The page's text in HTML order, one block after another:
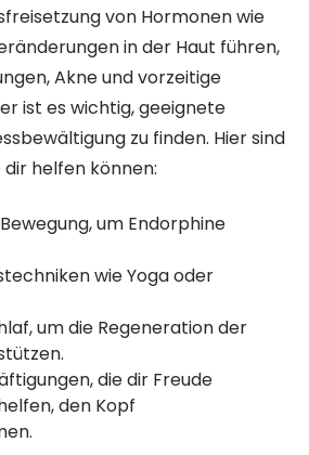
von Hormonen wie
in der Haut führen,
Akne und vorzeitige
ist es wichtig, geeignete
zu finden. Hier sind
dir helfen können:
um Endorphine
wie Yoga oder
um die Regeneration der
die dir Freude
den Kopf